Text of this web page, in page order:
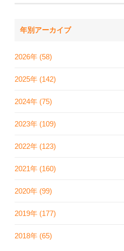
年別アーカイブ
2026年 (58)
2025年 (142)
2024年 (75)
2023年 (109)
2022年 (123)
2021年 (160)
2020年 (99)
2019年 (177)
2018年 (65)